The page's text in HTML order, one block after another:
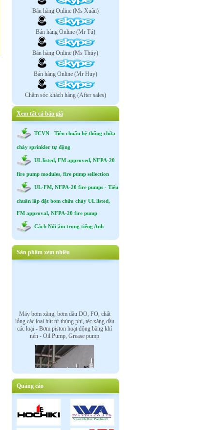
Bán hàng Online (Ms Xuân)
Bán hàng Online (Mr Tú)
Bán hàng Online (Ms Thủy)
Bán hàng Online (Mr Huy)
Chăm sóc khách hàng (After sales)
Xem tất cả báo giá
TCVN - Tiêu chuẩn hệ thống chữa
cháy sprinkler tự động
UL listed, FM approved, NFPA-20
fire pump modules, fire pump sellection
UL-FM, NFPA-20 fire pumps - Tiêu
chuẩn lắp đặt bơm chữa cháy UL listed,
FM approval, NFPA-20 fire pump
Cách Nối âm trong tiếng Anh
Sản phẩm xem nhiều
lỏng các loại hút từ thùng phi, téc xăng dầu
các loại - Bơm piston hoạt động bằng khí
nén - Oil Pump, Grease pump
Quảng cáo